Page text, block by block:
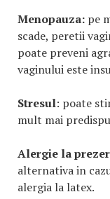
Menopauza: pe
scade, peretii
poate preveni
vaginului este
Stresul: poate
mult mai
Alergie la
alternativa in
alergia la latex.